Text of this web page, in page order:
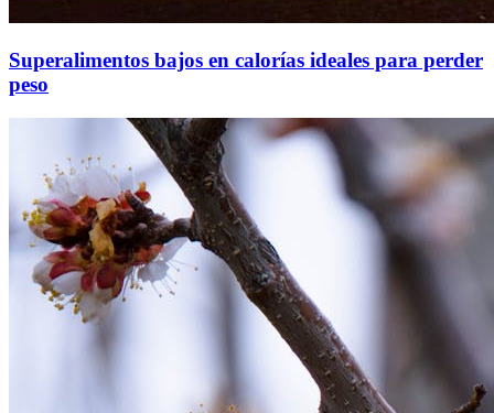
Superalimentos bajos en calorías ideales para perder
peso